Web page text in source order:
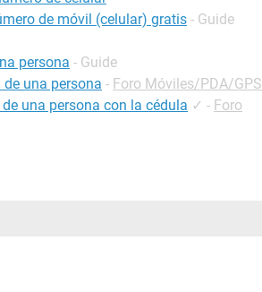
de móvil (celular) gratis - Guide
persona - Guide
una persona - Foro Móviles/PDA/GPS
una persona con la cédula ✓ - Foro